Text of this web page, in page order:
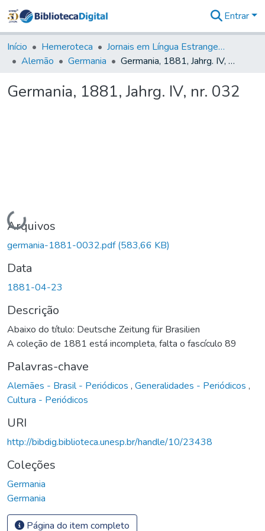
&
Coleções
Tudo na
Digital
Entrar
Início Hemeroteca
Jornais em Língua Estrangeira
Alemão
Germania Germania, 1881, Jahrg. IV, nr. 032
Germania, 1881, Jahrg. IV, nr. 032
Carregando...
Arquivos
germania-1881-0032.pdf(583,66 KB)
Data
1881-04-23
Descrição
Abaixo do título: Deutsche Zeitung für Brasilien
A coleção de 1881 está incompleta, falta o fascículo 89
Palavras-chave
Alemães - Brasil - Periódicos , Generalidades - Periódicos ,
Cultura - Periódicos
URI
http://bibdig.biblioteca.unesp.br/handle/10/23438
Coleções
Germania
Germania
Página do item completo